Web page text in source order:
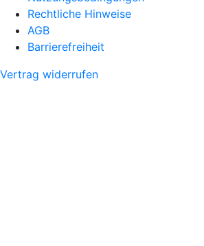
Rechtliche Hinweise
AGB
Barrierefreiheit
Vertrag widerrufen